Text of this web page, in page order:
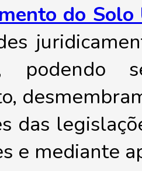
do Solo
das
e mediante